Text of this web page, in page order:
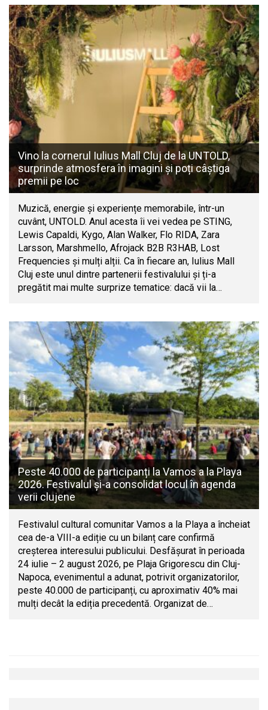
Vino la cornerul Iulius Mall Cluj de la UNTOLD,
surprinde atmosfera în imagini și poți câștiga
premii pe loc
Muzică, energie și experiențe memorabile, într-un
cuvânt, UNTOLD. Anul acesta îi vei vedea pe STING,
Lewis Capaldi, Kygo, Alan Walker, Flo RIDA, Zara
Larsson, Marshmello, Afrojack B2B R3HAB, Lost
Frequencies și mulți alții. Ca în fiecare an, Iulius Mall
Cluj este unul dintre partenerii festivalului și ți-a
pregătit mai multe surprize tematice: dacă vii la…
Peste 40.000 de participanți la Vamos a la Playa
2026. Festivalul și-a consolidat locul în agenda
verii clujene
Festivalul cultural comunitar Vamos a la Playa a încheiat
cea de-a VIII-a ediție cu un bilanț care confirmă
creșterea interesului publicului. Desfășurat în perioada
24 iulie – 2 august 2026, pe Plaja Grigorescu din Cluj-
Napoca, evenimentul a adunat, potrivit organizatorilor,
peste 40.000 de participanți, cu aproximativ 40% mai
mulți decât la ediția precedentă. Organizat de…